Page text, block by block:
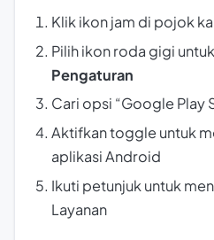
Klik ikon jam di pojok
Pilih ikon roda gigi
Pengaturan
Cari opsi “Google Play
Aktifkan toggle untuk
aplikasi Android
Ikuti petunjuk untuk
Layanan